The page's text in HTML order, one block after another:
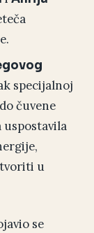
specijalnoj
čuvene
uspostavila
u
se